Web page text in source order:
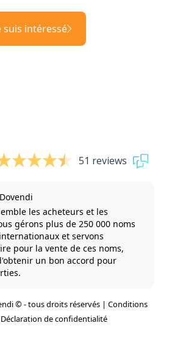
suis intéressé
51 reviews
les acheteurs et les
gérons plus de 250 000 noms
et servons
pour la vente de ces noms,
un bon accord pour
© - tous droits réservés | Conditions
Déclaration de confidentialité